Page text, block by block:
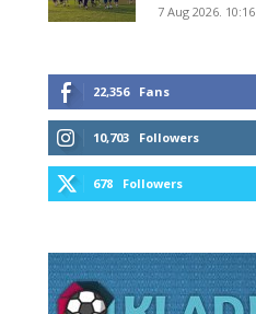
7 Aug 2026. 10:16
22,356 Fans
10,703 Followers
678 Followers